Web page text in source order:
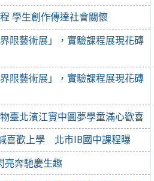
學生創作傳達社會關懷
限藝術展」，實驗課程展現花磚
限藝術展」，實驗課程展現花磚
臺北濱江實中圓夢學童滿心歡喜
喜歡上學 北市IB國中課程曝
奔馳慶生趣